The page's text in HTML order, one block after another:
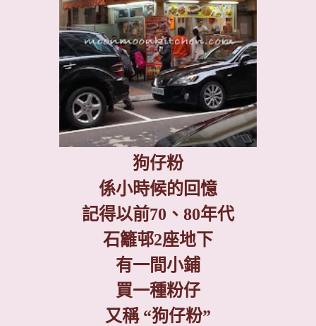
狗仔粉
係小時候的回憶
記得以前70 、 80年代
石籬邨2座地下
有一間小鋪
買一種粉仔
又稱 “狗仔粉”